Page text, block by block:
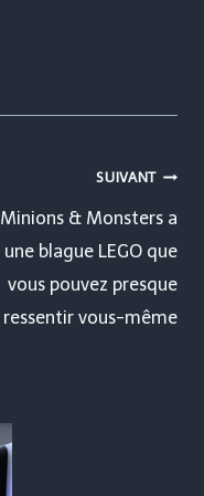
SUIVANT
Minions & Monsters a
une blague LEGO que
vous pouvez presque
ressentir vous-même